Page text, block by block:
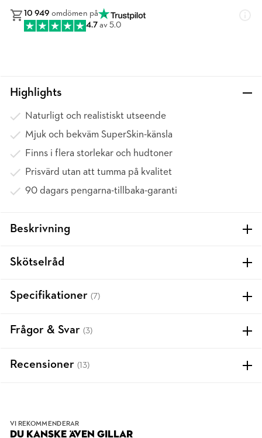
10 949 omdömen på
4.7 av 5.0
Highlights
Naturligt och realistiskt utseende
Mjuk och bekväm SuperSkin-känsla
Finns i flera storlekar och hudtoner
Prisvärd utan att tumma på kvalitet
90 dagars pengarna-tillbaka-garanti
Beskrivning
Skötselråd
Specifikationer (7)
Frågor & Svar (3)
Recensioner (13)
VI REKOMMENDERAR
DU KANSKE ÄVEN GILLAR